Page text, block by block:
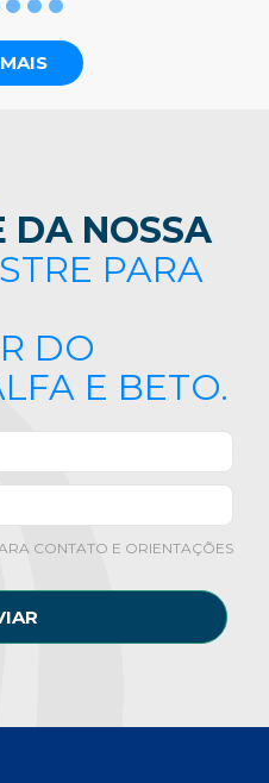
DA NOSSA
PARA
DO
E BETO.
CONTATO E ORIENTAÇÕES